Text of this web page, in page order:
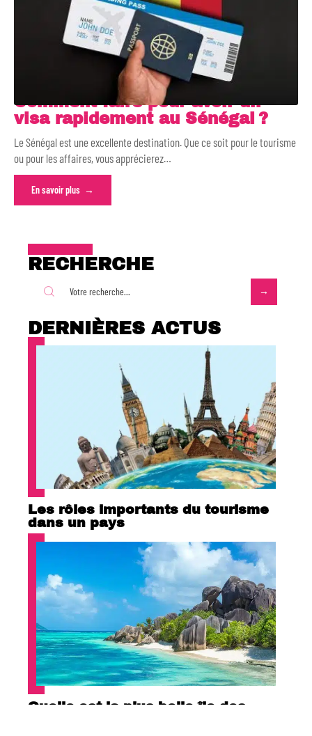
Comment faire pour avoir un
visa rapidement au Sénégal ?
Le Sénégal est une excellente destination. Que ce soit pour le tourisme
ou pour les affaires, vous apprécierez…
En savoir plus
RECHERCHE
DERNIÈRES ACTUS
Les rôles importants du tourisme
dans un pays
Quelle est la plus belle île des